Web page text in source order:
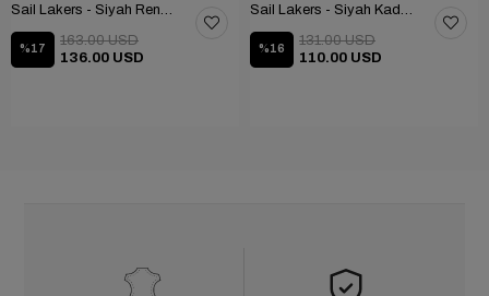
%17
136.00 USD
163.00 USD
%16
110.00 USD
131.00 USD